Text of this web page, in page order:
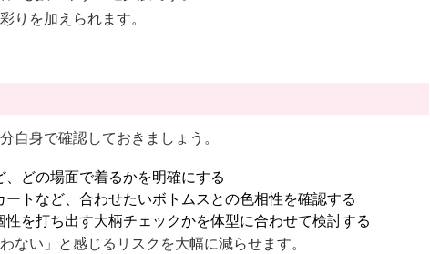
りを加えられます。
自身で確認しておきましょう。
どの場面で着るかを明確にする
ートなど、合わせたいボトムスとの色相性を確認する
を打ち出す大柄チェックかを体型に合わせて検討する
い」と感じるリスクを大幅に減らせます。